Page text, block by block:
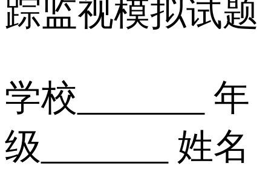
踪监视模拟试题
学校_______ 年
级_______ 姓名